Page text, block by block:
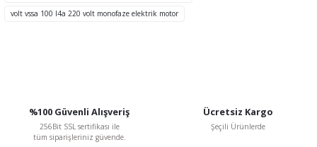
volt vssa 100 l4a 220 volt monofaze elektrik motor
%100 Güvenli Alışveriş
256Bit SSL sertifikası ile
tüm siparişleriniz güvende.
Ücretsiz Kargo
Şeçili Ürünlerde